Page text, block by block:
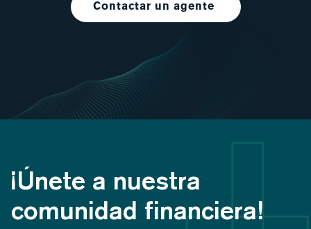
Contactar un agente
¡Únete a nuestra
comunidad financiera!